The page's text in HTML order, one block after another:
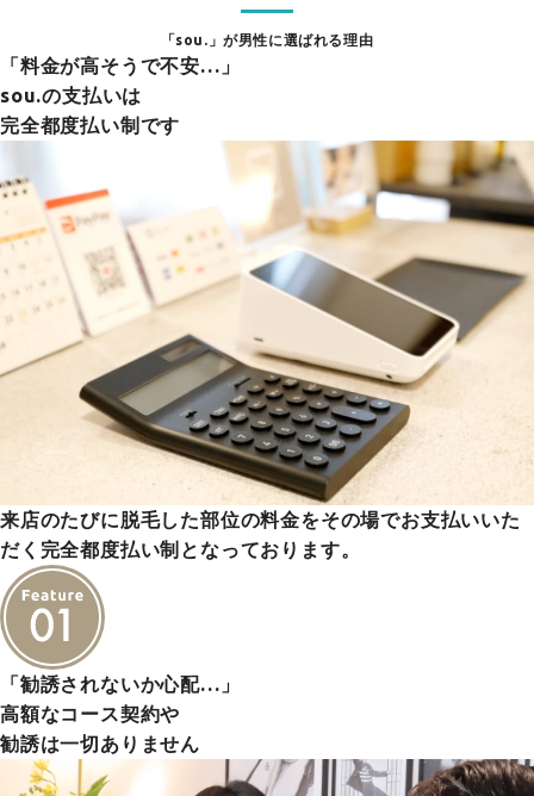
「sou.」が男性に選ばれる理由
「料金が高そうで不安…」
sou.の支払いは
完全都度払い制です
来店のたびに脱毛した部位の料金をその場でお支払いいた
だく完全都度払い制となっております。
「勧誘されないか心配…」
高額なコース契約や
勧誘は一切ありません